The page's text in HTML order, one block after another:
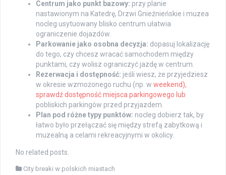
Centrum jako punkt bazowy: przy planie
nastawionym na Katedrę, Drzwi Gnieźnieńskie i muzea
nocleg usytuowany blisko centrum ułatwia
ograniczenie dojazdów.
Parkowanie jako osobna decyzja: dopasuj lokalizację
do tego, czy chcesz wracać samochodem między
punktami, czy wolisz ograniczyć jazdę w centrum.
Rezerwacja i dostępność: jeśli wiesz, że przyjedziesz
w okresie wzmożonego ruchu (np. w weekend),
sprawdź dostępność miejsca parkingowego lub
pobliskich parkingów przed przyjazdem.
Plan pod różne typy punktów: nocleg dobierz tak, by
łatwo było przełączać się między strefą zabytkową i
muzealną a celami rekreacyjnymi w okolicy.
No related posts.
City breaki w polskich miastach